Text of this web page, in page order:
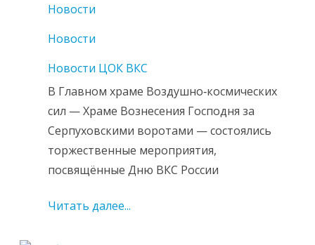
Новости
Новости
Новости ЦОК ВКС
В Главном храме Воздушно‑космических
сил — Храме Вознесения Господня за
Серпуховскими воротами — состоялись
торжественные мероприятия,
посвящённые Дню ВКС России
Читать далее...